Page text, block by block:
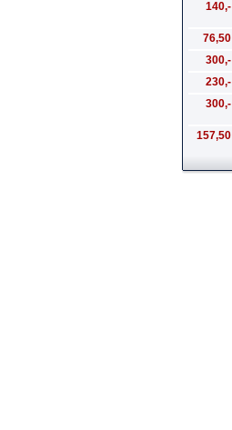
140,-
76,50
300,-
230,-
300,-
157,50